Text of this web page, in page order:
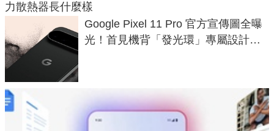
力散熱器長什麼樣
Google Pixel 11 Pro 官方宣傳圖全曝
光！首見機背「發光環」專屬設計、